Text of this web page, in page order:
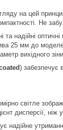
на цей
Не
та надійні
25 мм до
вихідного
) забезпечує
світле
дисперсії,